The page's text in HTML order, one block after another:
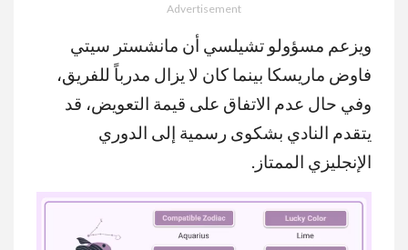
Advertisement
ويزعم مسؤولو تشيلسي أن مانشستر سيتي
فاوض ماريسكا بينما كان لا يزال مدرباً للفريق،
وفي حال عدم الاتفاق على قيمة التعويض، قد
يتقدم النادي بشكوى رسمية إلى الدوري
الإنجليزي الممتاز.